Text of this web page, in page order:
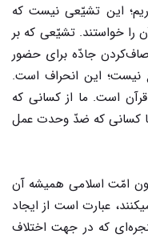
این تشیّعی نیست که
را خواستند. تشیّعی که بر
صاف‌کردن جادّه برای حضور
نیست؛ این انحراف است.
است. ما از کسانی که
کسانی که ضدّ وحدت عمل
امّت اسلامی همیشه آن
عبارت است از ایجاد
که در جهت اختلاف